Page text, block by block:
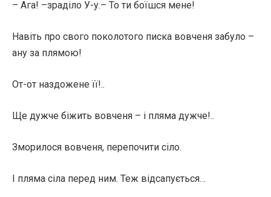
– Ага! –зраділо У-у.– То ти боїшся мене!
Навіть про свого поколотого писка вовченя забуло –
ану за плямою!
От-от наздожене її!..
Ще дужче біжить вовченя – і пляма дужче!..
Зморилося вовченя, перепочити сіло.
І пляма сіла перед ним. Теж відсапується…